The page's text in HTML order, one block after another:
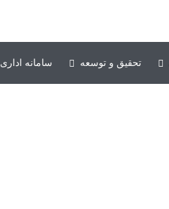
تحقیق و توسعه سامانه اداری